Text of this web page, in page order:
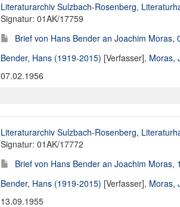
Literaturarchiv Sulzbach-Rosenberg,
Signatur: 01AK/17759
Brief von Hans Bender an Joachim Moras,
Bender, Hans (1919-2015) [Verfasser], Moras,
07.02.1956
Literaturarchiv Sulzbach-Rosenberg,
Signatur: 01AK/17772
Brief von Hans Bender an Joachim Moras,
Bender, Hans (1919-2015) [Verfasser], Moras,
13.09.1955